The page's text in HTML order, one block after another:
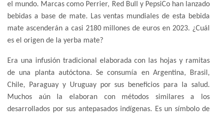
el mundo. Marcas como Perrier, Red Bull y PepsiCo han lanzado
bebidas a base de mate. Las ventas mundiales de esta bebida
mate ascenderán a casi 2180 millones de euros en 2023. ¿Cuál
es el origen de la yerba mate?
Era una infusión tradicional elaborada con las hojas y ramitas
de una planta autóctona. Se consumía en Argentina, Brasil,
Chile, Paraguay y Uruguay por sus beneficios para la salud.
Muchos aún la elaboran con métodos similares a los
desarrollados por sus antepasados indígenas. Es un símbolo de